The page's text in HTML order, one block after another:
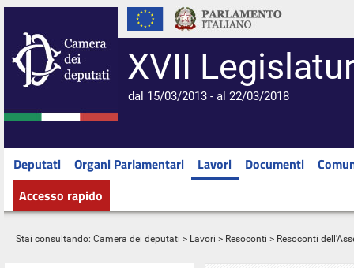
XVII
dal 15/03/2013 - al 22/03/2018
Deputati Organi Parlamentari Lavori Documenti
Accesso rapido
Stai consultando: Camera dei deputati > Lavori > Resoconti > Resoconti